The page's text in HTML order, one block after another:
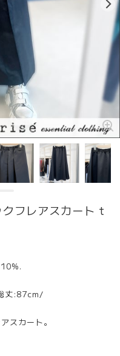
フレアスカート t
丈:87cm/
スカート。